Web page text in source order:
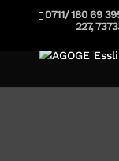
0711/ 180 69
227,